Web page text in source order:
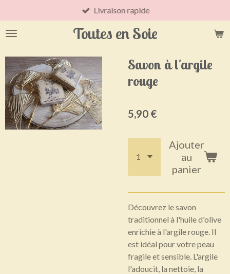
au
contenu
Toutes en Soie
Livraison rapide
Savon à l'argile
rouge
5,90 €
Ajouter
au
panier
Découvrez le savon
traditionnel à l'huile d'olive
enrichie à l'argile rouge. Il
est idéal pour votre peau
fragile et sensible. L'argile
l'adoucit, la nettoie, la